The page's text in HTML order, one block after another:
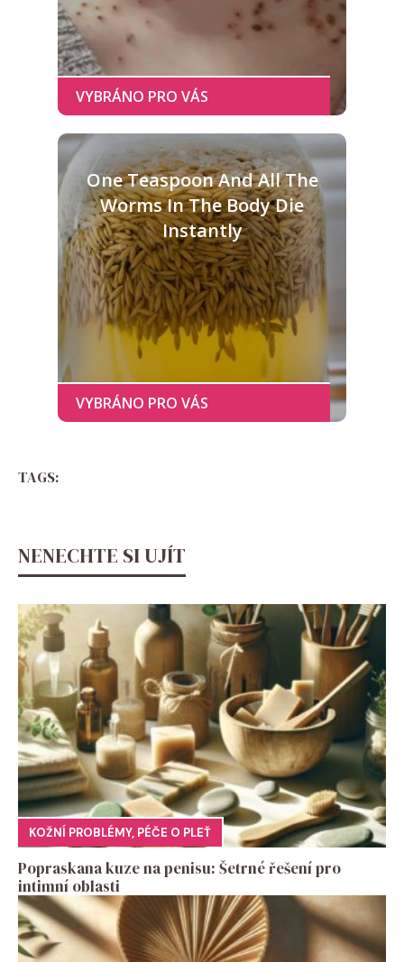
One Teaspoon And All The
Worms In The Body Die
Instantly
TAGS:
NENECHTE SI UJÍT
KOŽNÍ PROBLÉMY, PÉČE O PLEŤ
Popraskana kuze na penisu: Šetrné řešení pro
intimní oblasti